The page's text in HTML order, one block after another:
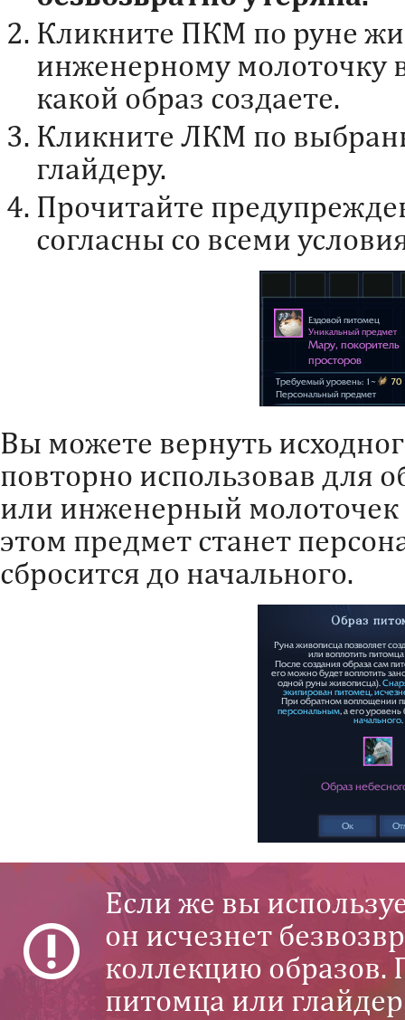
Кликните ПКМ по руне
инженерному молоточку
какой образ создаете.
Кликните ЛКМ по
глайдеру.
Прочитайте
согласны со всеми
Вы можете вернуть
повторно использовав для
или инженерный молоточек
этом предмет станет
сбросится до начального.
Если же вы
он исчезнет
коллекцию образов.
питомца или